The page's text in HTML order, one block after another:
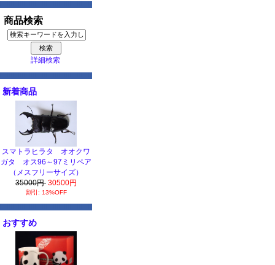
商品検索
詳細検索
新着商品
スマトラヒラタ オオクワ
ガタ オス96～97ミリペア
（メスフリーサイズ）
35000円 30500円
割引: 13%OFF
おすすめ